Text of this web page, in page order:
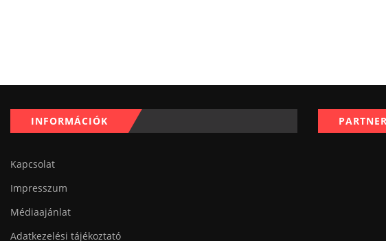
INFORMÁCIÓK
Kapcsolat
Impresszum
Médiaajánlat
Adatkezelési tájékoztató